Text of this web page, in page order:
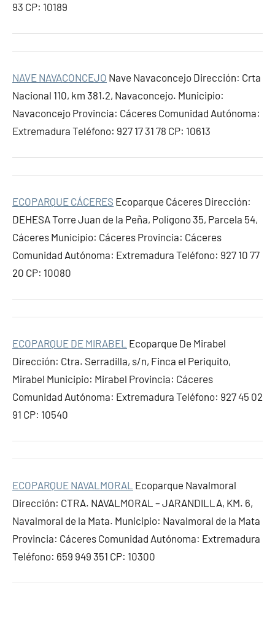
93 CP: 10189
NAVE NAVACONCEJO Nave Navaconcejo Dirección: Crta
Nacional 110, km 381.2, Navaconcejo. Municipio:
Navaconcejo Provincia: Cáceres Comunidad Autónoma:
Extremadura Teléfono: 927 17 31 78 CP: 10613
ECOPARQUE CÁCERES Ecoparque Cáceres Dirección:
DEHESA Torre Juan de la Peña, Polígono 35, Parcela 54,
Cáceres Municipio: Cáceres Provincia: Cáceres
Comunidad Autónoma: Extremadura Teléfono: 927 10 77
20 CP: 10080
ECOPARQUE DE MIRABEL Ecoparque De Mirabel
Dirección: Ctra. Serradilla, s/n, Finca el Periquito,
Mirabel Municipio: Mirabel Provincia: Cáceres
Comunidad Autónoma: Extremadura Teléfono: 927 45 02
91 CP: 10540
ECOPARQUE NAVALMORAL Ecoparque Navalmoral
Dirección: CTRA. NAVALMORAL – JARANDILLA, KM. 6,
Navalmoral de la Mata. Municipio: Navalmoral de la Mata
Provincia: Cáceres Comunidad Autónoma: Extremadura
Teléfono: 659 949 351 CP: 10300